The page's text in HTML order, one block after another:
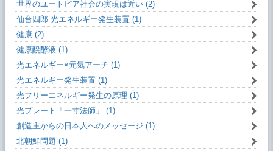
世界のユートピア社会の実現は近い (2)
仙台四郎 光エネルギー発生装置 (1)
健康 (2)
健康醗酵液 (1)
光エネルギー×元気アーチ (1)
光エネルギー発生装置 (1)
光フリーエネルギー発生の原理 (1)
光プレート「一寸法師」 (1)
創造主からの日本人へのメッセージ (1)
北朝鮮問題 (1)